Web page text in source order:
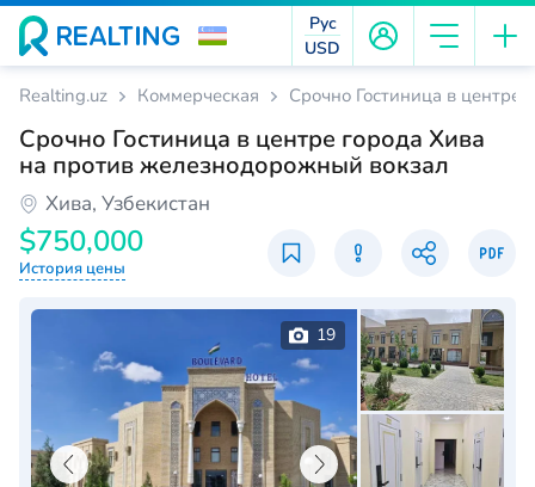
Рус
USD
Realting.uz Коммерческая Срочно Гостиница в
Срочно Гостиница в центре города Хива
на против железнодорожный вокзал
Хива, Узбекистан
$750,000
История цены
19